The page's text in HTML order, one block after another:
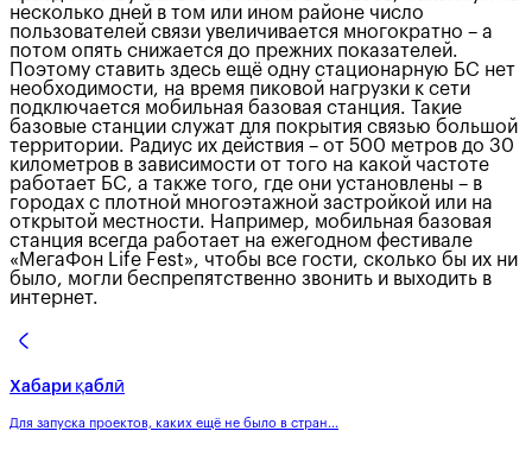
несколько дней в том или ином районе число
пользователей связи увеличивается многократно – а
потом опять снижается до прежних показателей.
Поэтому ставить здесь ещё одну стационарную БС нет
необходимости, на время пиковой нагрузки к сети
подключается мобильная базовая станция. Такие
базовые станции служат для покрытия связью большой
территории. Радиус их действия – от 500 метров до 30
километров в зависимости от того на какой частоте
работает БС, а также того, где они установлены – в
городах с плотной многоэтажной застройкой или на
открытой местности. Например, мобильная базовая
станция всегда работает на ежегодном фестивале
«МегаФон Life Fest», чтобы все гости, сколько бы их ни
было, могли беспрепятственно звонить и выходить в
интернет.
Хабари қаблӣ
Для запуска проектов, каких ещё не было в стран...